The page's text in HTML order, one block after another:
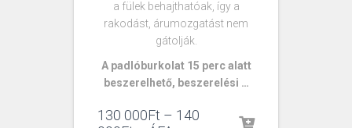
a fülek behajthatóak, így a
rakodást, árumozgatást nem
gátolják.
A padlóburkolat 15 perc alatt
beszerelhető, beszerelési …
130 000Ft – 140